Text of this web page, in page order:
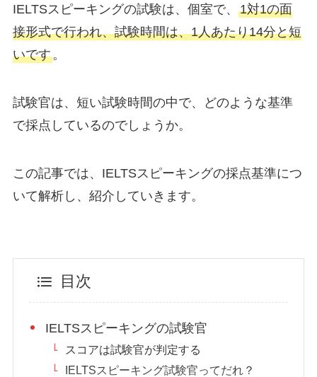
IELTSスピーキングの試験は、個室で、 1対1の面
接形式で行われ、試験時間は、1人あたり14分と短
いです。
試験官は、短い試験時間の中で、どのような基準
で採点しているのでしょうか。
この記事では、IELTSスピーキングの採点基準につ
いて解析し、紹介していきます。
目次
IELTSスピーキングの試験官
スコアは試験官が判定する
IELTSスピーキング試験官ってだれ？